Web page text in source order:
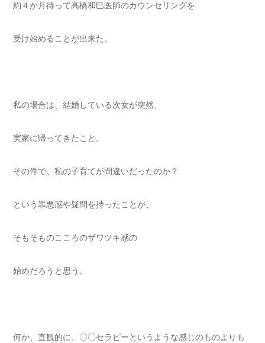
約４か月待って高橋和巳医師のカウンセリングを
受け始めることが出来た。
私の場合は、結婚している次女が突然、
実家に帰ってきたこと。
その件で、私の子育てが間違いだったのか？
という罪悪感や疑問を持ったことが、
そもそものこころのザワツキ感の
始めだろうと思う。
何か、直観的に、〇〇セラピーというような感じのものよりも